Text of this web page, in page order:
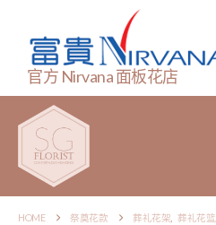
官方 Nirvana 面板花店
HOME 祭奠花款 葬礼花架 葬礼花篮